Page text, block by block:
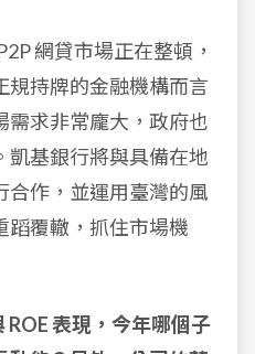
網貸市場正在整頓，
規持牌的金融機構而言
需求非常龐大，政府也
凱基銀行將與具備在地
合作，並運用臺灣的風
蹈覆轍，抓住市場機
ROE 表現，今年哪個子